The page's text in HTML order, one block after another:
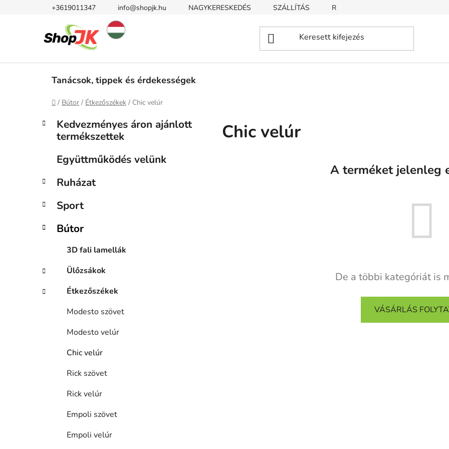
+3619011347 info@shopjk.hu NAGYKERESKEDÉS SZÁLLÍTÁS REKLAMÁCIÓ
Tanácsok, tippek és érdekességek
Kezdőlap
/ Bútor / Étkezőszékek / Chic velúr
O
s
p
a
Kategóriák
átugrása
K
a
r
á
Kedvezményes áron ajánlott
termékszettek
Együttműködés velünk
Ruházat
Sport
Bútor
3D fali lamellák
Ülőzsákok
Étkezőszékek
Modesto szövet
Modesto velúr
Chic velúr
Rick szövet
Rick velúr
Empoli szövet
Empoli velúr
Chic velúr
A terméket jelenleg
De a többi kategóriát is
VÁSÁRLÁS